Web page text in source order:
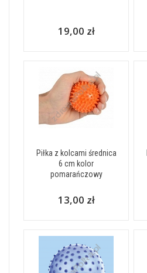
19,00 zł
Piłka z kolcami średnica
6 cm kolor
pomarańczowy
13,00 zł